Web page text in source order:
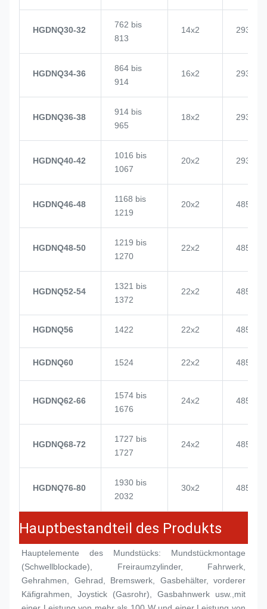
HGDNQ30-32
762 bis
813
14x2 2937
HGDNQ34-36
864 bis
914
16x2 2937
HGDNQ36-38
914 bis
965
18x2 2937
HGDNQ40-42
1016 bis
1067
20x2 2937
HGDNQ46-48
1168 bis
1219
20x2 4855
HGDNQ48-50
1219 bis
1270
22x2 4855
HGDNQ52-54
1321 bis
1372
22x2 4855
HGDNQ56 1422 22x2 4855
HGDNQ60 1524 22x2 4855
HGDNQ62-66
1574 bis
1676
24x2 4855
HGDNQ68-72
1727 bis
1727
24x2 4855
HGDNQ76-80
1930 bis
2032
30x2 4855
Hauptbestandteil des Produkts
Hauptelemente des Mundstücks: Mundstückmontage
(Schwellblockade), Freiraumzylinder, Fahrwerk,
Gehrahmen, Gehrad, Bremswerk, Gasbehälter, vorderer
Käfigrahmen, Joystick (Gasrohr), Gasbahnwerk usw.,mit